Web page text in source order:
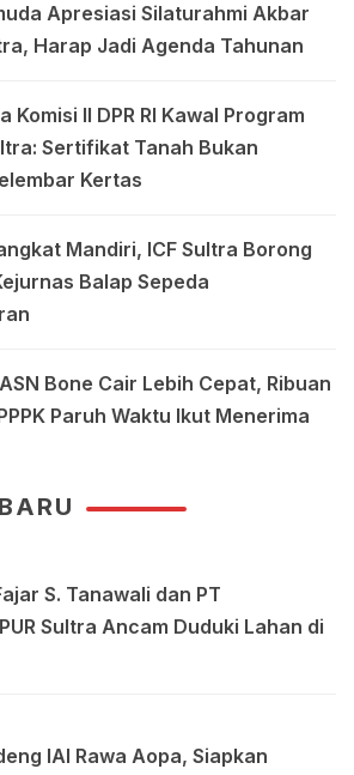
Apresiasi Silaturahmi Akbar
Harap Jadi Agenda Tahunan
Komisi II DPR RI Kawal Program
Sertifikat Tanah Bukan
Kertas
Mandiri, ICF Sultra Borong
Balap Sepeda
Bone Cair Lebih Cepat, Ribuan
Paruh Waktu Ikut Menerima
S. Tanawali dan PT
Sultra Ancam Duduki Lahan di
IAI Rawa Aopa, Siapkan